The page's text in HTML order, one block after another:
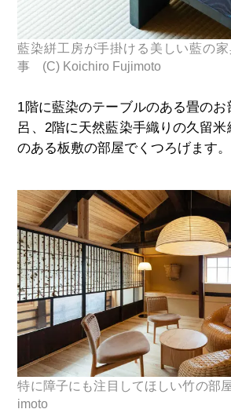
藍染絣工房が手掛ける美しい藍の
事 (C) Koichiro Fujimoto
1階に藍染のテーブルのある畳の
呂、 2階に天然藍染手織りの久留
のある板敷の部屋でくつろげます。
特に障子にも注目してほしい竹の
imoto